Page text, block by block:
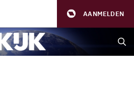
AANMELDEN